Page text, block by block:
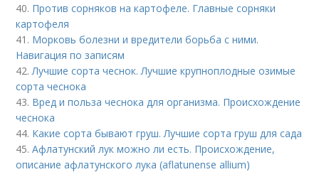
40. Против сорняков на картофеле. Главные сорняки
картофеля
41. Морковь болезни и вредители борьба с ними.
Навигация по записям
42.Лучшие сорта чеснок. Лучшие крупноплодные озимые
сорта чеснока
43. Вред и польза чеснока для организма. Происхождение
чеснока
44. Какие сорта бывают груш. Лучшие сорта груш для сада
45.Афлатунский лук можно ли есть. Происхождение,
описание афлатунского лука (aflatunense allium)